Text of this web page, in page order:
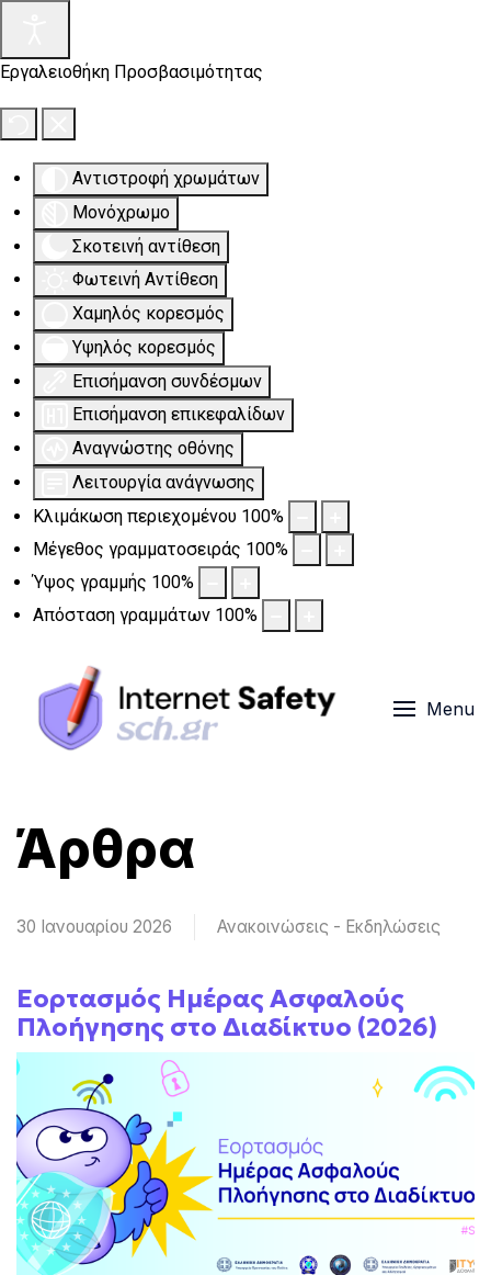
Εργαλειοθήκη Προσβασιμότητας
Αντιστροφή χρωμάτων
Μονόχρωμο
Σκοτεινή αντίθεση
Φωτεινή Αντίθεση
Χαμηλός κορεσμός
Υψηλός κορεσμός
Επισήμανση συνδέσμων
Επισήμανση επικεφαλίδων
Αναγνώστης οθόνης
Λειτουργία ανάγνωσης
Κλιμάκωση περιεχομένου 100%
Μέγεθος γραμματοσειράς 100%
Ύψος γραμμής 100%
Απόσταση γραμμάτων 100%
Menu
Άρθρα
30 Ιανουαρίου 2026 Ανακοινώσεις - Εκδηλώσεις
Εορτασμός Ημέρας Ασφαλούς
Πλοήγησης στο Διαδίκτυο (2026)